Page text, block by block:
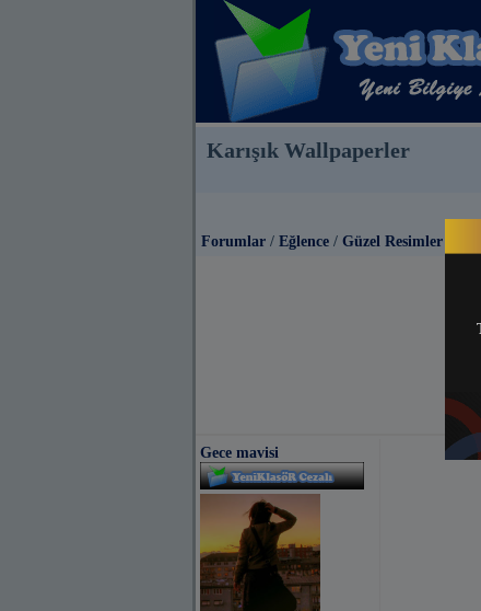
Karışık Wallpaperler
Forumlar / Eğlence / Güzel Resimler
Gece mavisi